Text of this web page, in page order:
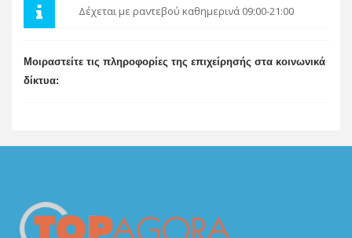
Δέχεται με ραντεβού καθημερινά 09:00-21:00
Μοιραστείτε τις πληροφορίες της επιχείρησής στα κοινωνικά
δίκτυα: